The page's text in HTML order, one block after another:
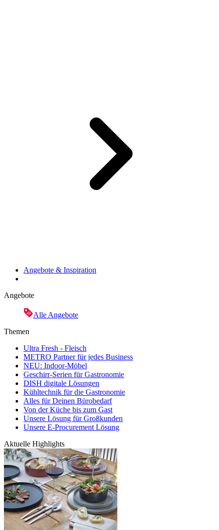
Angebote & Inspiration
Angebote
Alle Angebote
Themen
Ultra Fresh - Fleisch
METRO Partner für jedes Business
NEU: Indoor-Möbel
Geschirr-Serien für Gastronomie
DISH digitale Lösungen
Kühltechnik für die Gastronomie
Alles für Deinen Bürobedarf
Von der Küche bis zum Gast
Unsere Lösung für Großkunden
Unsere E-Procurement Lösung
Aktuelle Highlights